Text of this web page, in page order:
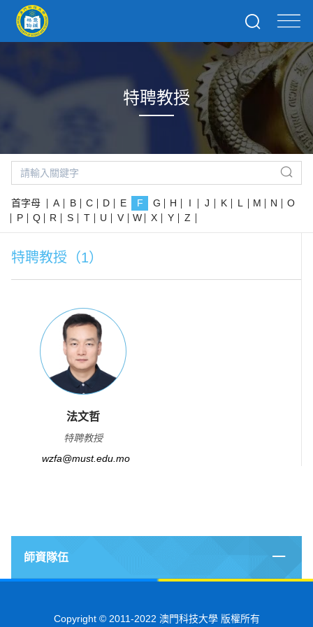
特聘教授
首字母 A B C D E F G H I J K L M N
O
P
Q R S T U V W X Y Z
特聘教授（1）
法文哲
特聘教授
wzfa@must.edu.mo
師資隊伍
Copyright © 2011-2022 澳門科技大學 版權所有